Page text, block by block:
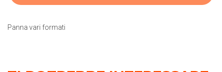
Panna vari formati